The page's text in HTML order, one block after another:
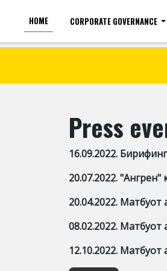
For the visually
HOME CORPORATE GOVERNANCE
Press
16.09.2022.
20.07.2022. "Ангрен"
20.04.2022.
08.02.2022.
12.10.2022.